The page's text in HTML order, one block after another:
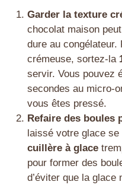
Garder la texture
chocolat maison
dure au
crémeuse, sortez-la
servir. Vous pouvez
secondes au micro-
vous êtes pressé.
Refaire des boules
laissé votre glace
cuillère à glace
pour former des
d’éviter que la glace